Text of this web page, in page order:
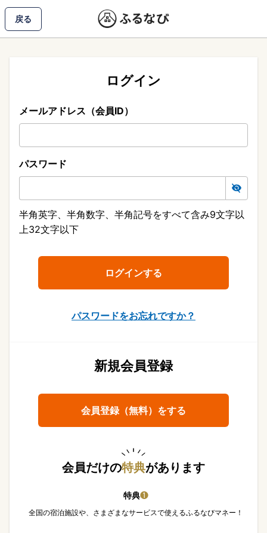
戻る
ログイン
メールアドレス（会員ID）
パスワード
半角英字、半角数字、半角記号をすべて含み9文字以
上32文字以下
パスワードをお忘れですか？
新規会員登録
会員登録（無料）をする
会員だけの特典があります
特典❶
全国の宿泊施設や、さまざまなサービスで使えるふるなびマネー！